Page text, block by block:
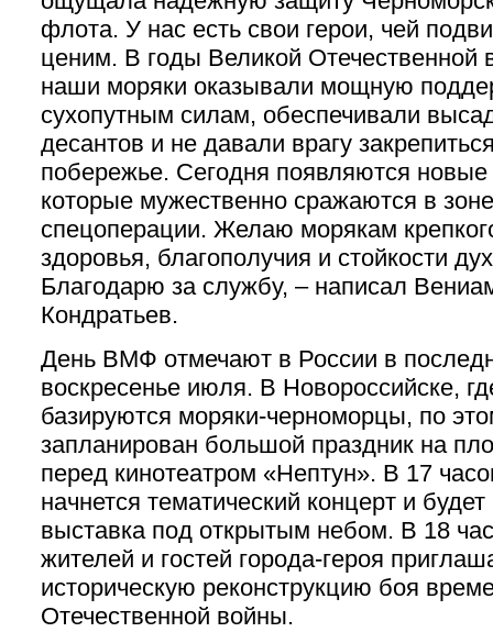
флота. У нас есть свои герои, чей
ценим. В годы Великой Отечественной
наши моряки оказывали мощную
сухопутным силам, обеспечивали
десантов и не давали врагу
побережье. Сегодня появляются новые
которые мужественно сражаются в зоне
спецоперации. Желаю морякам
здоровья, благополучия и стойкости
Благодарю за службу, – написал
Кондратьев.
День ВМФ отмечают в России в
воскресенье июля. В Новороссийске,
базируются моряки-черноморцы, по
запланирован большой праздник на
перед кинотеатром «Нептун». В 17
начнется тематический концерт и будет
выставка под открытым небом. В 18
жителей и гостей города-героя
историческую реконструкцию боя
Отечественной войны.